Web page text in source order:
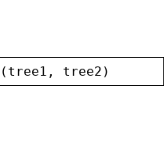
( tree1 , tree2 )